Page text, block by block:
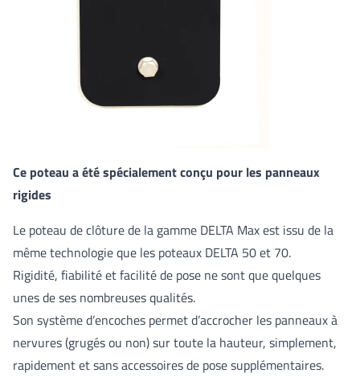
Ce poteau a été spécialement conçu pour les panneaux
rigides
Le poteau de clôture de la gamme DELTA Max est issu de la
même technologie que les poteaux DELTA 50 et 70.
Rigidité, fiabilité et facilité de pose ne sont que quelques
unes de ses nombreuses qualités.
Son système d’encoches permet d’accrocher les panneaux à
nervures (grugés ou non) sur toute la hauteur, simplement,
rapidement et sans accessoires de pose supplémentaires.